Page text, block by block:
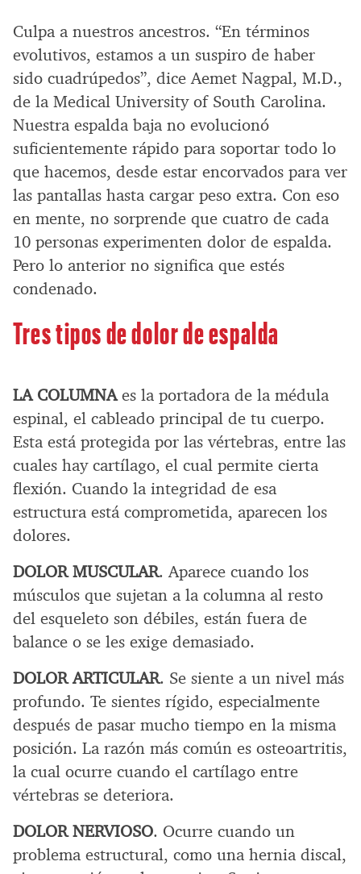
Culpa a nuestros ancestros. “En términos
evolutivos, estamos a un suspiro de haber
sido cuadrúpedos”, dice Aemet Nagpal, M.D.,
de la Medical University of South Carolina.
Nuestra espalda baja no evolucionó
suficientemente rápido para soportar todo lo
que hacemos, desde estar encorvados para ver
las pantallas hasta cargar peso extra. Con eso
en mente, no sorprende que cuatro de cada
10 personas experimenten dolor de espalda.
Pero lo anterior no significa que estés
condenado.
Tres tipos de dolor de espalda
LA COLUMNAes la portadora de la médula
espinal, el cableado principal de tu cuerpo.
Esta está protegida por las vértebras, entre las
cuales hay cartílago, el cual permite cierta
flexión. Cuando la integridad de esa
estructura está comprometida, aparecen los
dolores.
DOLOR MUSCULAR. Aparece cuando los
músculos que sujetan a la columna al resto
del esqueleto son débiles, están fuera de
balance o se les exige demasiado.
DOLOR ARTICULAR. Se siente a un nivel más
profundo. Te sientes rígido, especialmente
después de pasar mucho tiempo en la misma
posición. La razón más común es osteoartritis,
la cual ocurre cuando el cartílago entre
vértebras se deteriora.
DOLOR NERVIOSO. Ocurre cuando un
problema estructural, como una hernia discal,